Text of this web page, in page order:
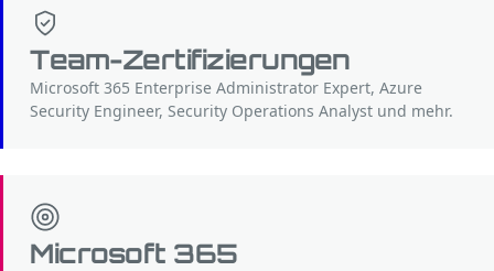
Team-Zertifizierungen
Microsoft 365 Enterprise Administrator Expert, Azure
Security Engineer, Security Operations Analyst und mehr.
Microsoft 365